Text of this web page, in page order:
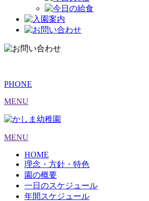
PHONE
MENU
MENU
HOME
理念・方針・特色
園の概要
一日のスケジュール
年間スケジュール